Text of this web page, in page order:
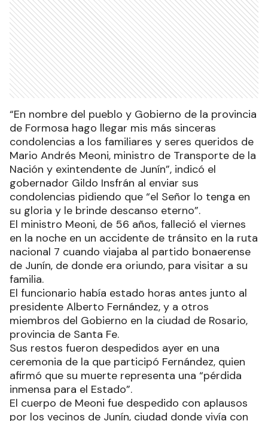
“En nombre del pueblo y Gobierno de la provincia
de Formosa hago llegar mis más sinceras
condolencias a los familiares y seres queridos de
Mario Andrés Meoni, ministro de Transporte de la
Nación y exintendente de Junín”, indicó el
gobernador Gildo Insfrán al enviar sus
condolencias pidiendo que “el Señor lo tenga en
su gloria y le brinde descanso eterno”.
El ministro Meoni, de 56 años, falleció el viernes
en la noche en un accidente de tránsito en la ruta
nacional 7 cuando viajaba al partido bonaerense
de Junín, de donde era oriundo, para visitar a su
familia.
El funcionario había estado horas antes junto al
presidente Alberto Fernández, y a otros
miembros del Gobierno en la ciudad de Rosario,
provincia de Santa Fe.
Sus restos fueron despedidos ayer en una
ceremonia de la que participó Fernández, quien
afirmó que su muerte representa una “pérdida
inmensa para el Estado”.
El cuerpo de Meoni fue despedido con aplausos
por los vecinos de Junín, ciudad donde vivía con